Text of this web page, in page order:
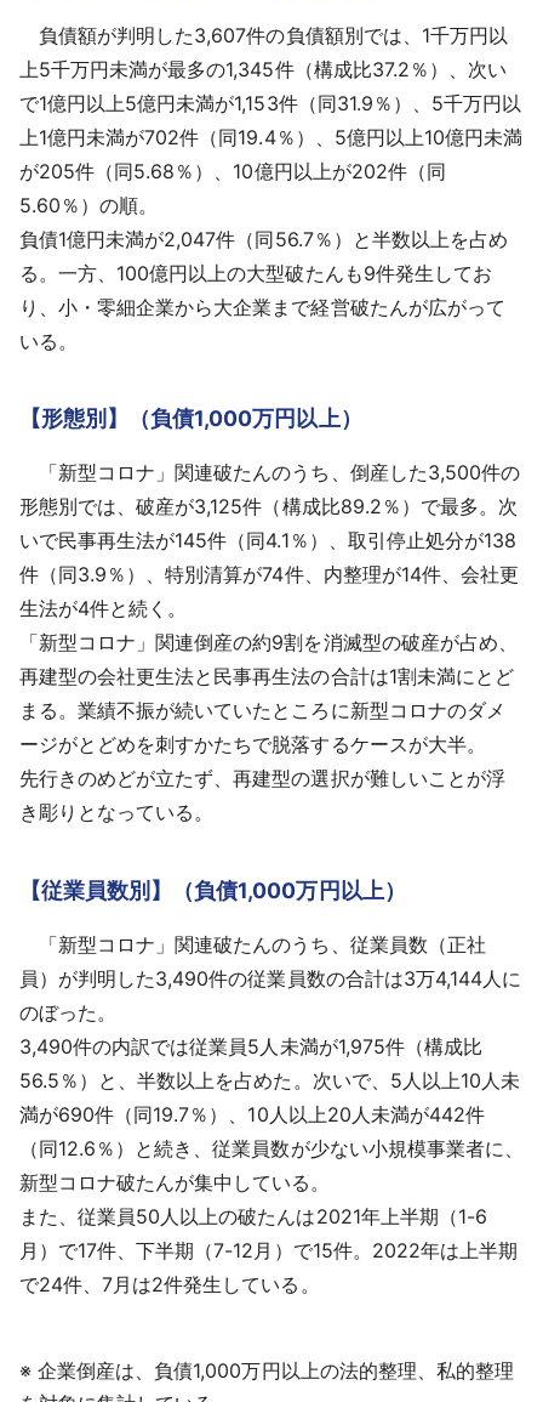
負債額が判明した3,607件の負債額別では、1千万円以
上5千万円未満が最多の1,345件（構成比37.2％）、次い
で1億円以上5億円未満が1,153件（同31.9％）、5千万円以
上1億円未満が702件（同19.4％）、5億円以上10億円未満
が205件（同5.68％）、10億円以上が202件（同
5.60％）の順。
負債1億円未満が2,047件（同56.7％）と半数以上を占め
る。一方、100億円以上の大型破たんも9件発生してお
り、小・零細企業から大企業まで経営破たんが広がって
いる。
【形態別】（負債1,000万円以上）
「新型コロナ」関連破たんのうち、倒産した3,500件の
形態別では、破産が3,125件（構成比89.2％）で最多。次
いで民事再生法が145件（同4.1％）、取引停止処分が138
件（同3.9％）、特別清算が74件、内整理が14件、会社更
生法が4件と続く。
「新型コロナ」関連倒産の約9割を消滅型の破産が占め、
再建型の会社更生法と民事再生法の合計は1割未満にとど
まる。業績不振が続いていたところに新型コロナのダメ
ージがとどめを刺すかたちで脱落するケースが大半。
先行きのめどが立たず、再建型の選択が難しいことが浮
き彫りとなっている。
【従業員数別】（負債1,000万円以上）
「新型コロナ」関連破たんのうち、従業員数（正社
員）が判明した3,490件の従業員数の合計は3万4,144人に
のぼった。
3,490件の内訳では従業員5人未満が1,975件（構成比
56.5％）と、半数以上を占めた。次いで、5人以上10人未
満が690件（同19.7％）、10人以上20人未満が442件
（同12.6％）と続き、従業員数が少ない小規模事業者に、
新型コロナ破たんが集中している。
また、従業員50人以上の破たんは2021年上半期（1-6
月）で17件、下半期（7-12月）で15件。2022年は上半期
で24件、7月は2件発生している。
※ 企業倒産は、負債1,000万円以上の法的整理、私的整理